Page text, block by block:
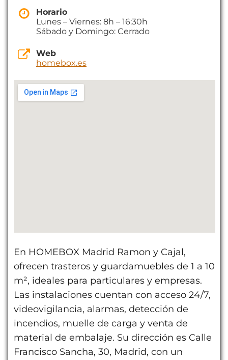
Horario
Lunes – Viernes: 8h – 16:30h
Sábado y Domingo: Cerrado
Web
homebox.es
En HOMEBOX Madrid Ramon y Cajal,
ofrecen trasteros y guardamuebles de 1 a 10
m², ideales para particulares y empresas.
Las instalaciones cuentan con acceso 24/7,
videovigilancia, alarmas, detección de
incendios, muelle de carga y venta de
material de embalaje. Su dirección es Calle
Francisco Sancha, 30, Madrid, con un